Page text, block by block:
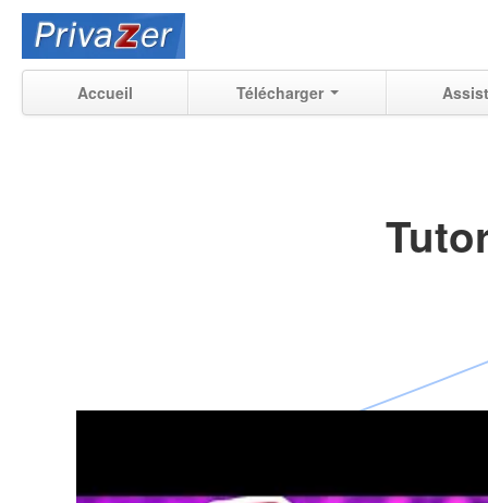
Accueil Télécharger